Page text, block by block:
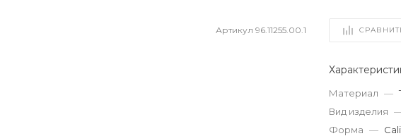
Артикул96.11255.00.1
Материал —
Вид изделия
Форма —